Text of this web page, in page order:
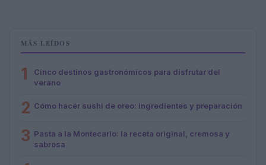
MÁS LEÍDOS
1
Cinco destinos gastronómicos para disfrutar del
verano
2 Cómo hacer sushi de oreo: ingredientes y preparación
3 Pasta a la Montecarlo: la receta original, cremosa y
sabrosa